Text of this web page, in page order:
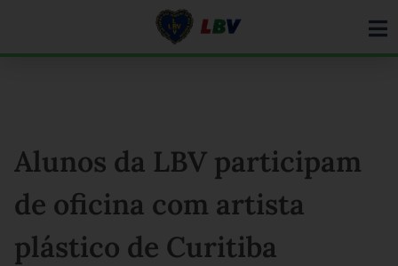
Alunos da LBV participam
de oficina com artista
plástico de Curitiba